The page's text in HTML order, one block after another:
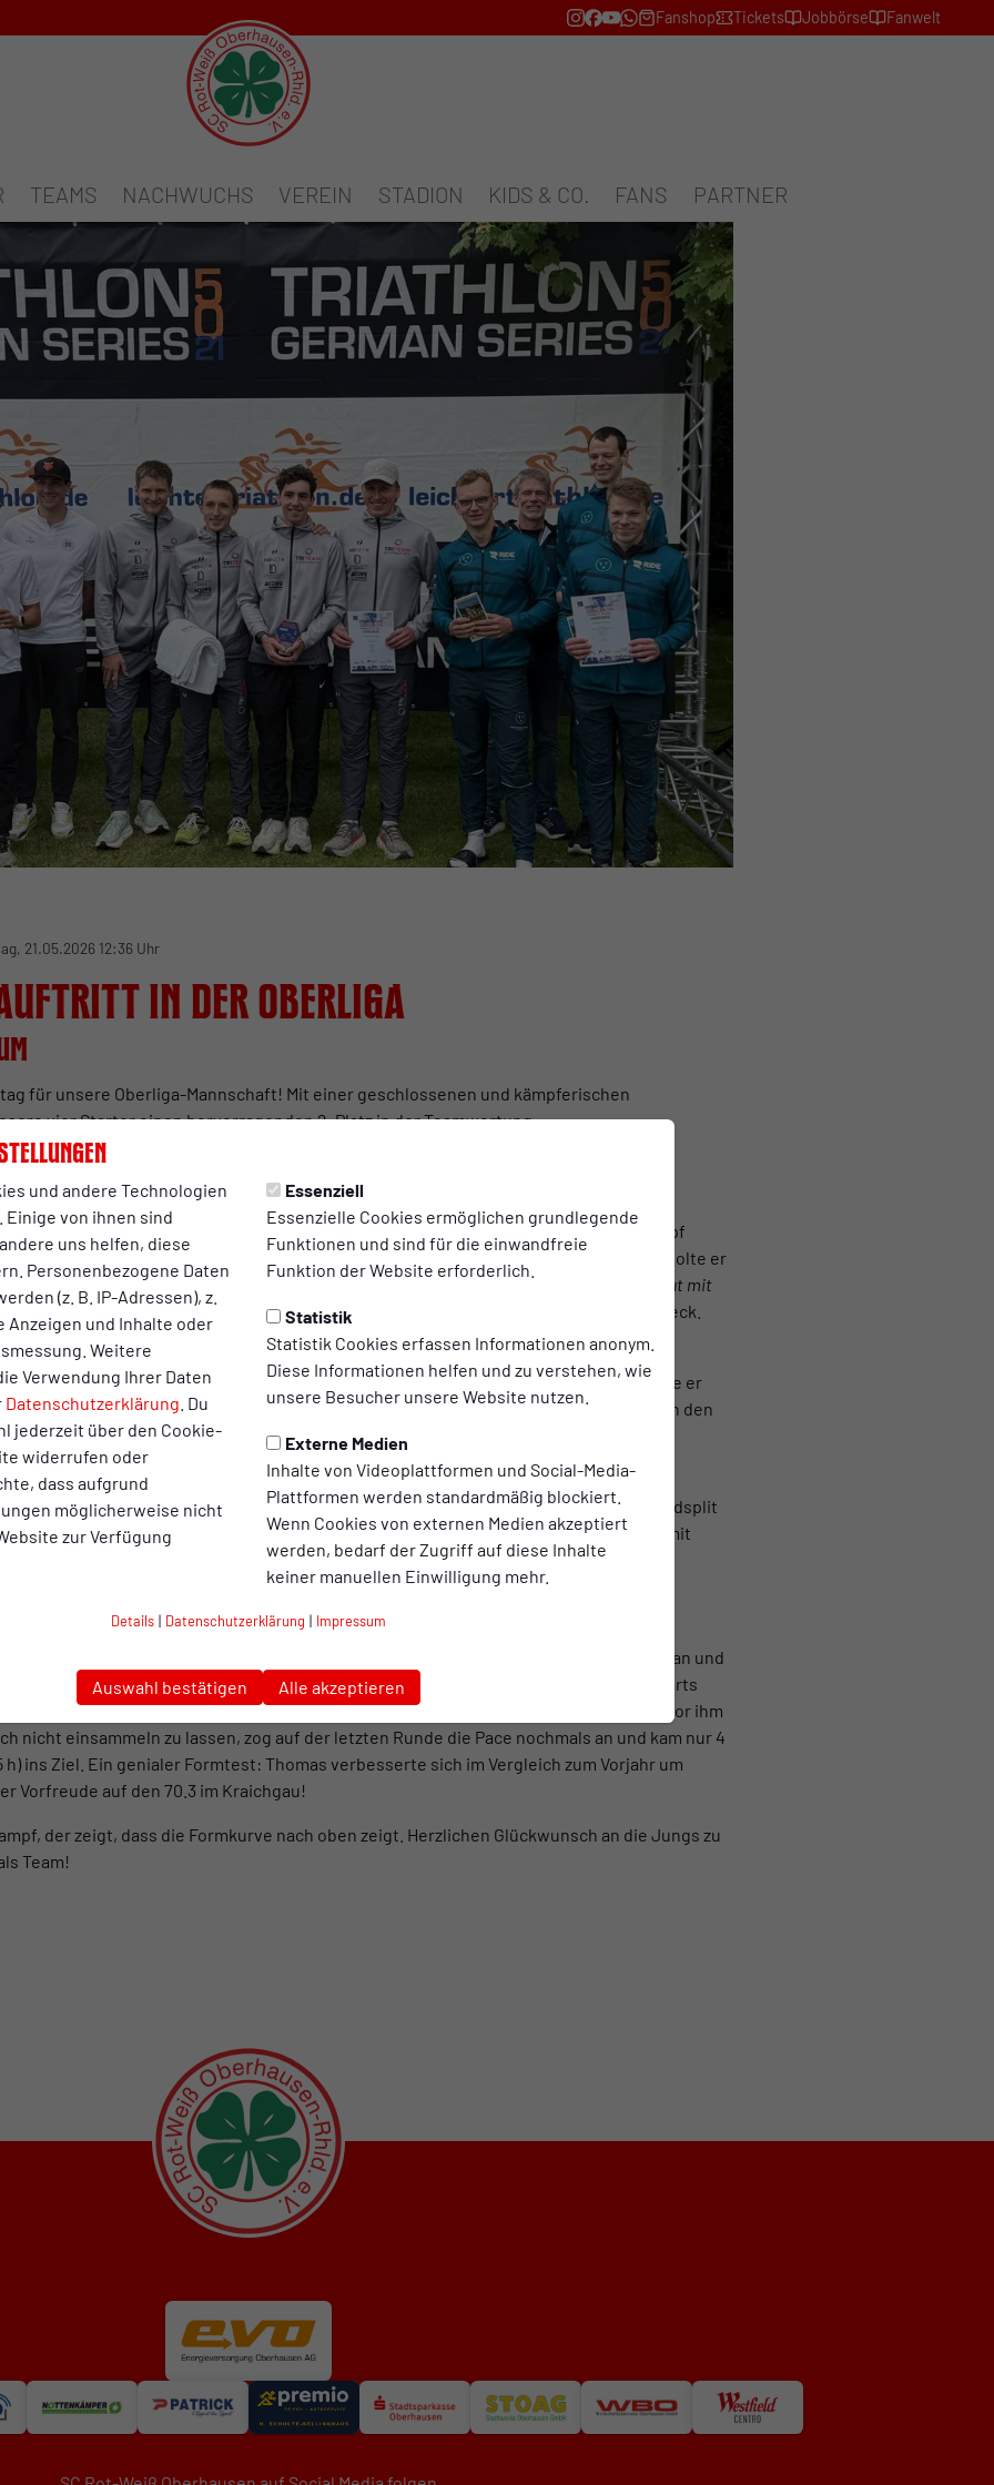
und andere Technologien
von ihnen sind
uns helfen, diese
Personenbezogene Daten
(z. B. IP-Adressen), z.
Anzeigen und Inhalte oder
Weitere
Verwendung Ihrer Daten
Datenschutzerklärung . Du
jederzeit über den Cookie-
widerrufen oder
dass aufgrund
möglicherweise nicht
zur Verfügung
Essenziell
Essenzielle Cookies ermöglichen grundlegende
Funktionen und sind für die einwandfreie
Funktion der Website erforderlich.
Statistik
Statistik Cookies erfassen Informationen anonym.
Diese Informationen helfen und zu verstehen, wie
unsere Besucher unsere Website nutzen.
Externe Medien
Inhalte von Videoplattformen und Social-Media-
Plattformen werden standardmäßig blockiert.
Wenn Cookies von externen Medien akzeptiert
werden, bedarf der Zugriff auf diese Inhalte
keiner manuellen Einwilligung mehr.
Details | Datenschutzerklärung | Impressum
Auswahl bestätigen Alle akzeptieren
Fanshop Tickets Jobbörse Fanwelt
TEAMS NACHWUCHS VEREIN STADION KIDS & CO. FANS PARTNER
21.05.2026 12:36 Uhr
in der Oberliga
für unsere Oberliga-Mannschaft! Mit einer geschlossenen und kämpferischen
vier Starter einen hervorragenden 2. Platz in der Teamwertung.
unserer Athleten im Detail
und musste im Wasser nach nur wenigen Metern einen heftigen Schlag vor den Kopf
kostete. Davon ließ er sich jedoch nicht beirren: Nach einem kontrollierten Radsplit holte er
einmal alles aus sich heraus und finishte als sensationeller Zweiter. Sein Fazit: „
Erneut mit
großartig! So darf es gerne weitergehen.“ Tyler nach dem Start in der NRW-Liga in Gladbeck.
durch den Rolling Start zwar chaotisch und komplett hektisch, auf dem Rad drehte er
Druck auf den Pedalen machte er Plätze gut und sammelte auch beim Laufen noch den
ein. Mit seiner starken Endzeit von 1:54:11 h ist er absolut glücklich.
mit einigen Auseinandersetzungen im Wasser zu kämpfen. Nach einem guten Radsplit
zwar ein kleines Tief, das er aber schnell überwand. Er brachte das Rennen mit
von 40:45 min ins Ziel und war mit seiner Gesamtzeit von 1:58:41 h zufrieden.
Freigabe, überholte direkt beim Schwimmen 4–5 Athleten und entging so den
der Radstrecke konnte er richtig Druck machen und sah, dass er kaum Zeit auf Tristan und
Wechsel ging es in den Laufschuhen auf die Jagd, da wegen des Rolling Starts
sind, wurde einfach jeder gejagt. Auf der dritten Runde motivierte er den vor ihm
nicht einsammeln zu lassen, zog auf der letzten Runde die Pace nochmals an und kam nur 4
h) ins Ziel. Ein genialer Formtest: Thomas verbesserte sich im Vergleich zum Vorjahr um
Vorfreude auf den 70.3 im Kraichgau!
der zeigt, dass die Formkurve nach oben zeigt. Herzlichen Glückwunsch an die Jungs zu
Team!